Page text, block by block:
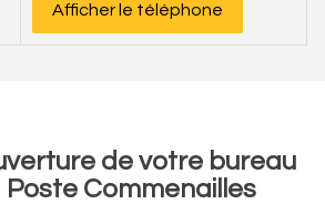
Afficher le téléphone
de votre bureau
Poste Commenailles